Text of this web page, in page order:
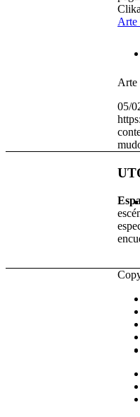
Arte
Arte
05/